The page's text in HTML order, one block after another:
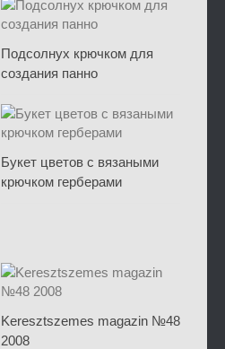
Подсолнух крючком для
создания панно
Букет цветов с вязаными
крючком герберами
Keresztszemes magazin №48
2008